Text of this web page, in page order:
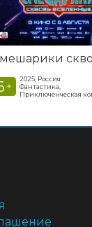
+
2025, Россия
Фантастика,
Приключенческая